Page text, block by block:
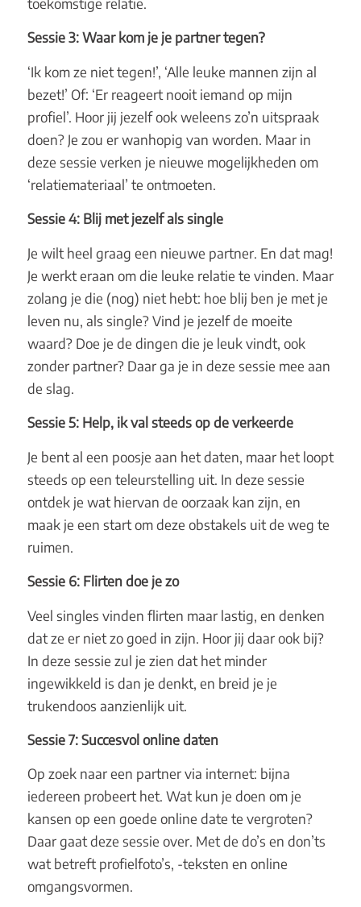
Sessie 3: Waar kom je je partner tegen?
‘Ik kom ze niet tegen!’, ‘Alle leuke mannen zijn al
bezet!’ Of: ‘Er reageert nooit iemand op mijn
profiel’. Hoor jij jezelf ook weleens zo’n uitspraak
doen? Je zou er wanhopig van worden. Maar in
deze sessie verken je nieuwe mogelijkheden om
‘relatiemateriaal’ te ontmoeten.
Sessie 4: Blij met jezelf als single
Je wilt heel graag een nieuwe partner. En dat mag!
Je werkt eraan om die leuke relatie te vinden. Maar
zolang je die (nog) niet hebt: hoe blij ben je met je
leven nu, als single? Vind je jezelf de moeite
waard? Doe je de dingen die je leuk vindt, ook
zonder partner? Daar ga je in deze sessie mee aan
de slag.
Sessie 5: Help, ik val steeds op de verkeerde
Je bent al een poosje aan het daten, maar het loopt
steeds op een teleurstelling uit. In deze sessie
ontdek je wat hiervan de oorzaak kan zijn, en
maak je een start om deze obstakels uit de weg te
ruimen.
Sessie 6: Flirten doe je zo
Veel singles vinden flirten maar lastig, en denken
dat ze er niet zo goed in zijn. Hoor jij daar ook bij?
In deze sessie zul je zien dat het minder
ingewikkeld is dan je denkt, en breid je je
trukendoos aanzienlijk uit.
Sessie 7: Succesvol online daten
Op zoek naar een partner via internet: bijna
iedereen probeert het. Wat kun je doen om je
kansen op een goede online date te vergroten?
Daar gaat deze sessie over. Met de do’s en don’ts
wat betreft profielfoto’s, -teksten en online
omgangsvormen.